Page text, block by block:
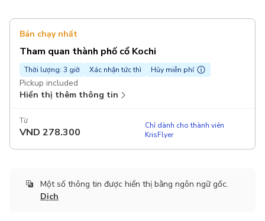
Bán chạy nhất
Tham quan thành phố cổ Kochi
Thời lượng: 3 giờ Xác nhận tức thì Hủy miễn phí
Pickup included
Hiển thị thêm thông tin
Từ
VND 278.300
Chỉ dành cho thành viên
KrisFlyer
Một số thông tin được hiển thị bằng ngôn ngữ gốc.
Dịch